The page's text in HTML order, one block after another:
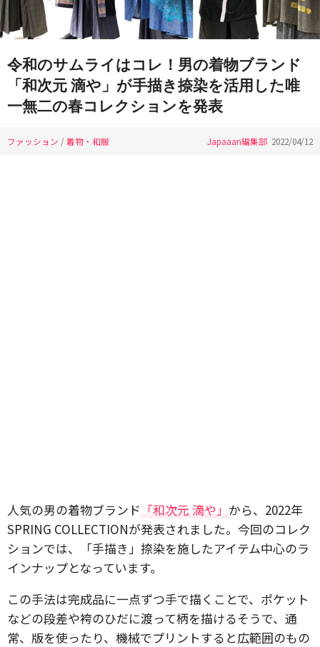
令和のサムライはコレ！男の着物ブランド
「和次元 滴や」が手描き捺染を活用した唯
一無二の春コレクションを発表
ファッション /着物・和服 Japaaan編集部 2022/04/12
人気の男の着物ブランド 「和次元 滴や」 から、2022年
SPRING COLLECTIONが発表されました。今回のコレク
ションでは、「手描き」捺染を施したアイテム中心のラ
インナップとなっています。
この手法は完成品に一点ずつ手で描くことで、ポケット
などの段差や袴のひだに渡って柄を描けるそうで、通
常、版を使ったり、機械でプリントすると広範囲のもの